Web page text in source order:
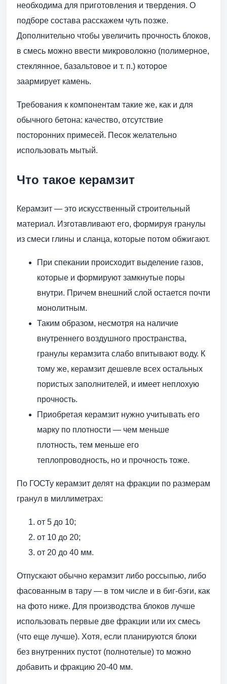
необходима для приготовления и твердения. О
подборе состава расскажем чуть позже.
Дополнительно чтобы увеличить прочность блоков,
в смесь можно ввести микроволокно (полимерное,
стеклянное, базальтовое и т. п.) которое
заармирует камень.
Требования к компонентам такие же, как и для
обычного бетона: качество, отсутствие
посторонних примесей. Песок желательно
использовать мытый.
Что такое керамзит
Керамзит — это искусственный строительный
материал. Изготавливают его, формируя гранулы
из смеси глины и сланца, которые потом обжигают.
При спекании происходит выделение газов,
которые и формируют замкнутые поры
внутри. Причем внешний слой остается почти
монолитным.
Таким образом, несмотря на наличие
внутреннего воздушного пространства,
гранулы керамзита слабо впитывают воду. К
тому же, керамзит дешевле всех остальных
пористых заполнителей, и имеет неплохую
прочность.
Приобретая керамзит нужно учитывать его
марку по плотности — чем меньше
плотность, тем меньше его
теплопроводность, но и прочность тоже.
По ГОСТу керамзит делят на фракции по размерам
гранул в миллиметрах:
от 5 до 10;
от 10 до 20;
от 20 до 40 мм.
Отпускают обычно керамзит либо россыпью, либо
фасованным в тару — в том числе и в биг-бэги, как
на фото ниже. Для производства блоков лучше
использовать первые две фракции или их смесь
(что еще лучше). Хотя, если планируются блоки
без внутренних пустот (полнотелые) то можно
добавить и фракцию 20-40 мм.